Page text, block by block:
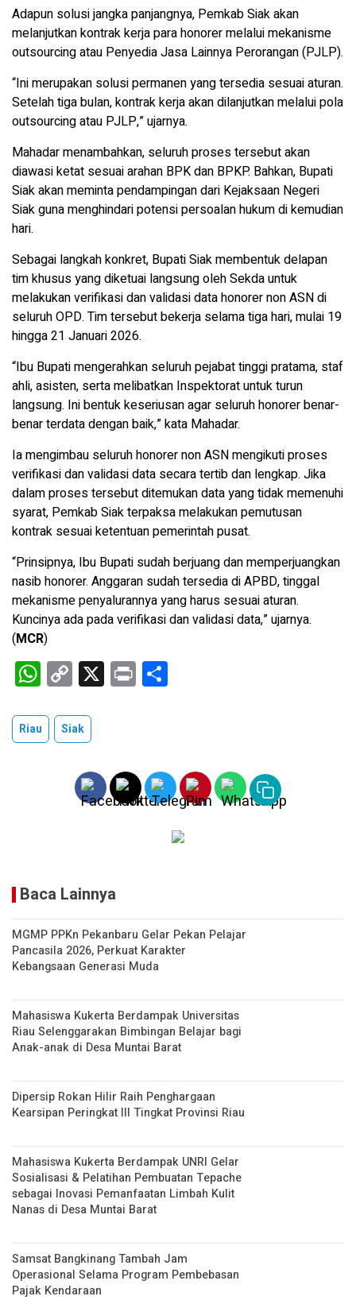
Adapun solusi jangka panjangnya, Pemkab Siak akan
melanjutkan kontrak kerja para honorer melalui mekanisme
outsourcing atau Penyedia Jasa Lainnya Perorangan (PJLP).
“Ini merupakan solusi permanen yang tersedia sesuai aturan.
Setelah tiga bulan, kontrak kerja akan dilanjutkan melalui pola
outsourcing atau PJLP,” ujarnya.
Mahadar menambahkan, seluruh proses tersebut akan
diawasi ketat sesuai arahan BPK dan BPKP. Bahkan, Bupati
Siak akan meminta pendampingan dari Kejaksaan Negeri
Siak guna menghindari potensi persoalan hukum di kemudian
hari.
Sebagai langkah konkret, Bupati Siak membentuk delapan
tim khusus yang diketuai langsung oleh Sekda untuk
melakukan verifikasi dan validasi data honorer non ASN di
seluruh OPD. Tim tersebut bekerja selama tiga hari, mulai 19
hingga 21 Januari 2026.
“Ibu Bupati mengerahkan seluruh pejabat tinggi pratama, staf
ahli, asisten, serta melibatkan Inspektorat untuk turun
langsung. Ini bentuk keseriusan agar seluruh honorer benar-
benar terdata dengan baik,” kata Mahadar.
Ia mengimbau seluruh honorer non ASN mengikuti proses
verifikasi dan validasi data secara tertib dan lengkap. Jika
dalam proses tersebut ditemukan data yang tidak memenuhi
syarat, Pemkab Siak terpaksa melakukan pemutusan
kontrak sesuai ketentuan pemerintah pusat.
“Prinsipnya, Ibu Bupati sudah berjuang dan memperjuangkan
nasib honorer. Anggaran sudah tersedia di APBD, tinggal
mekanisme penyalurannya yang harus sesuai aturan.
Kuncinya ada pada verifikasi dan validasi data,” ujarnya.
(MCR)
W
h
at
s
C
o
py
Li
n
k
X Pr
in
Riau Siak
Baca Lainnya
MGMP PPKn Pekanbaru Gelar Pekan Pelajar
Pancasila 2026, Perkuat Karakter
Kebangsaan Generasi Muda
Mahasiswa Kukerta Berdampak Universitas
Riau Selenggarakan Bimbingan Belajar bagi
Anak-anak di Desa Muntai Barat
Dipersip Rokan Hilir Raih Penghargaan
Kearsipan Peringkat III Tingkat Provinsi Riau
Mahasiswa Kukerta Berdampak UNRI Gelar
Sosialisasi & Pelatihan Pembuatan Tepache
sebagai Inovasi Pemanfaatan Limbah Kulit
Nanas di Desa Muntai Barat
Samsat Bangkinang Tambah Jam
Operasional Selama Program Pembebasan
Pajak Kendaraan